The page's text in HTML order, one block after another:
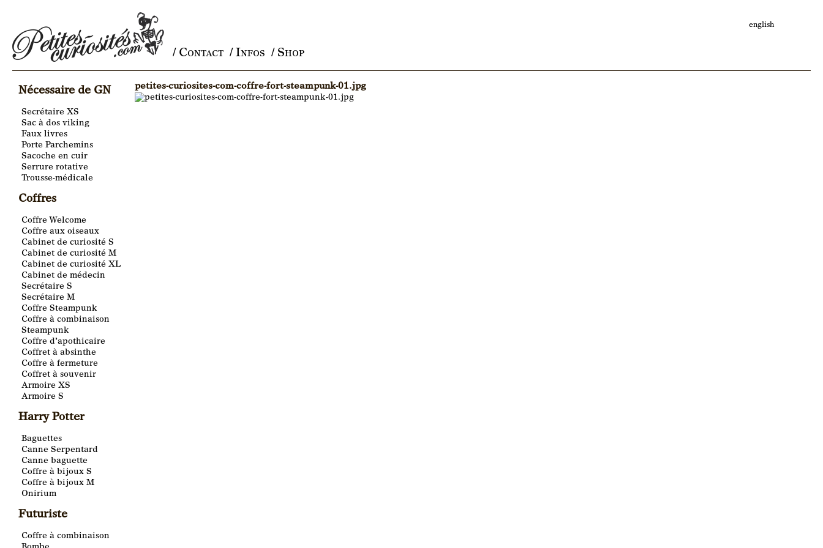
/ Contact / Infos / Shop
english
petites-curiosites-com-coffre-fort-steampunk-01.jpg
Nécessaire de GN
Secrétaire XS
Sac à dos viking
Faux livres
Porte Parchemins
Sacoche en cuir
Serrure rotative
Trousse-médicale
Coffres
Coffre Welcome
Coffre aux oiseaux
Cabinet de curiosité S
Cabinet de curiosité M
Cabinet de curiosité XL
Cabinet de médecin
Secrétaire S
Secrétaire M
Coffre Steampunk
Coffre à combinaison
Steampunk
Coffre d’apothicaire
Coffret à absinthe
Coffre à fermeture
Coffret à souvenir
Armoire XS
Armoire S
Harry Potter
Baguettes
Canne Serpentard
Canne baguette
Coffre à bijoux S
Coffre à bijoux M
Onirium
Futuriste
Coffre à combinaison